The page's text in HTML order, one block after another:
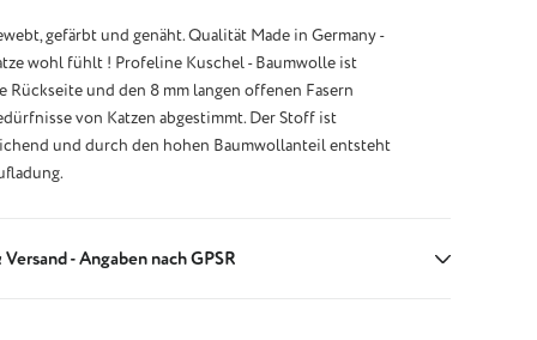
gefärbt und genäht. Qualität Made in Germany -
wohl fühlt ! Profeline Kuschel - Baumwolle ist
Rückseite und den 8 mm langen offenen Fasern
von Katzen abgestimmt. Der Stoff ist
und durch den hohen Baumwollanteil entsteht
- Angaben nach GPSR